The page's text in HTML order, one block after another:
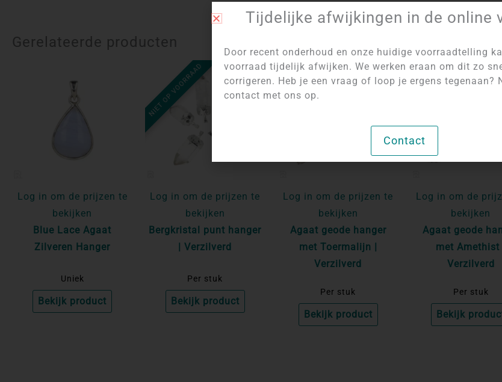
Gerelateerde producten
Log in om de prijzen te
bekijken
Blue Lace Agaat
Zilveren Hanger
Uniek
Bekijk product
NIET OP VOORRAAD
Log in om de prijzen te
bekijken
Bergkristal punt hanger
| Verzilverd
Per stuk
Bekijk product
NIET OP VOORRAAD
Log in om de prijzen te
bekijken
Agaat geode hanger
met Toermalijn |
Verzilverd
Per stuk
Bekijk product
NIET OP VOORRAAD
Log in om de
bekijken
Agaat geode
met Amethist |
Verzilverd
Per stuk
Bekijk
Tijdelijke afwijkingen in de online
Door recent onderhoud en onze huidige voorraadtelling
voorraad tijdelijk afwijken. We werken eraan om dit zo
corrigeren. Heb je een vraag of loop je ergens tegenaan?
contact met ons op.
Contact